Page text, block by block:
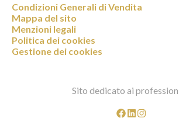
Condizioni Generali di Vendita
Mappa del sito
Menzioni legali
Politica dei cookies
Gestione dei cookies
Sito dedicato ai